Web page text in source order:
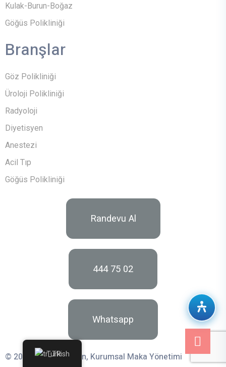
Kulak-Burun-Boğaz
Göğüs Polikliniği
Branşlar
Göz Polikliniği
Üroloji Polikliniği
Radyoloji
Diyetisyen
Anestezi
Acil Tıp
Göğüs Polikliniği
Randevu Al
444 75 02
Whatsapp
© 2026 Uzman Dizayn, Kurumsal Maka Yönetimi
Turkish